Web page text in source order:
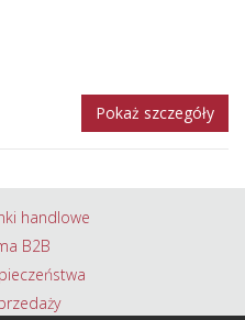
Pokaż szczegóły
handlowe
B2B